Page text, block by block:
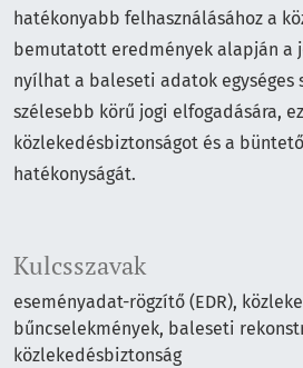
Kulcsszavak
eseményadat-rögzítő (EDR),
bűncselekmények, baleseti
közlekedésbiztonság
hatékonyabb felhasználásához a
bemutatott eredmények alapján a
nyílhat a baleseti adatok egységes
szélesebb körű jogi elfogadására,
közlekedésbiztonságot és a
hatékonyságát.